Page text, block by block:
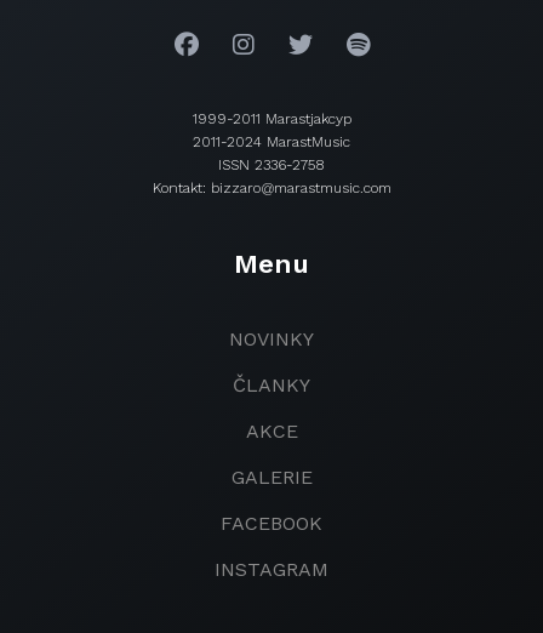
1999-2011 Marastjakcyp
2011-2024 MarastMusic
ISSN 2336-2758
Kontakt: bizzaro@marastmusic.com
Menu
NOVINKY
ČLANKY
AKCE
GALERIE
FACEBOOK
INSTAGRAM